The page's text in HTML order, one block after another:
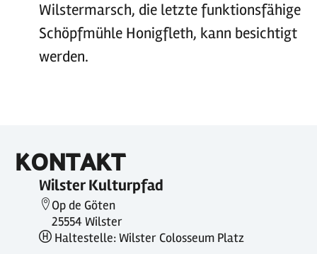
Wilstermarsch, die letzte funktionsfähige
Schöpfmühle Honigfleth, kann besichtigt
werden.
KONTAKT
Wilster Kulturpfad
Op de Göten
25554 Wilster
Haltestelle: Wilster Colosseum Platz